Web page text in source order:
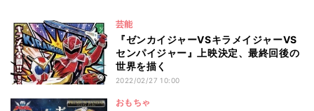
芸能
『ゼンカイジャーVSキラメイジャーVS
センパイジャー』上映決定、最終回後の
世界を描く
2022/02/27 10:00
おもちゃ